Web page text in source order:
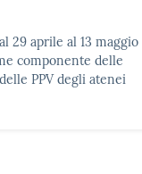
29 aprile al 13 maggio
componente delle
PPV degli atenei